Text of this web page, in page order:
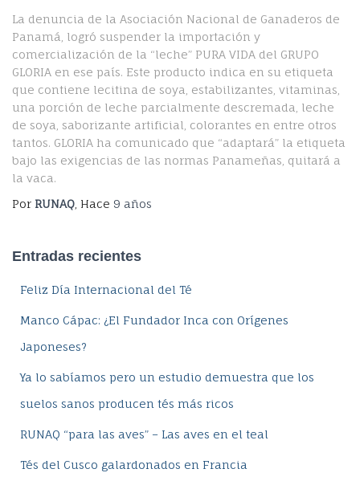
La denuncia de la Asociación Nacional de Ganaderos de
Panamá, logró suspender la importación y
comercialización de la “leche” PURA VIDA del GRUPO
GLORIA en ese país. Este producto indica en su etiqueta
que contiene lecitina de soya, estabilizantes, vitaminas,
una porción de leche parcialmente descremada, leche
de soya, saborizante artificial, colorantes en entre otros
tantos. GLORIA ha comunicado que “adaptará” la etiqueta
bajo las exigencias de las normas Panameñas, quitará a
la vaca.
Por RUNAQ , Hace 9 años
Entradas recientes
Feliz Día Internacional del Té
Manco Cápac: ¿El Fundador Inca con Orígenes
Japoneses?
Ya lo sabíamos pero un estudio demuestra que los
suelos sanos producen tés más ricos
RUNAQ “para las aves” – Las aves en el teal
Tés del Cusco galardonados en Francia